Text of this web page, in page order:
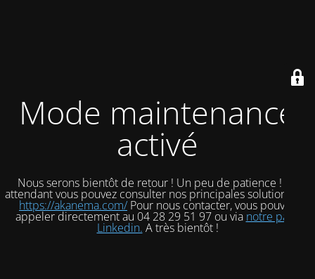
Mode maintenance
activé
Nous serons bientôt de retour ! Un peu de patience ! En
attendant vous pouvez consulter nos principales solutions sur
https://akanema.com/ Pour nous contacter, vous pouvez
appeler directement au 04 28 29 51 97 ou via notre page
Linkedin. A très bientôt !